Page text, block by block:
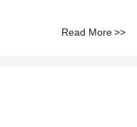
Read More